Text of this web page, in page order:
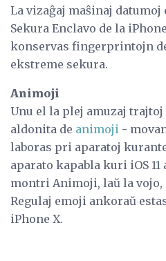
La vizaĝaj maŝinaj
Sekura Enclavo de la
konservas fingerprintojn
ekstreme sekura.
Animoji
Unu el la plej amuzaj trajtoj
aldonita de animoji -
laboras pri aparatoj
aparato kapabla kuri iOS
montri Animoji, laŭ la vojo,
Regulaj emoji ankoraŭ
iPhone X.